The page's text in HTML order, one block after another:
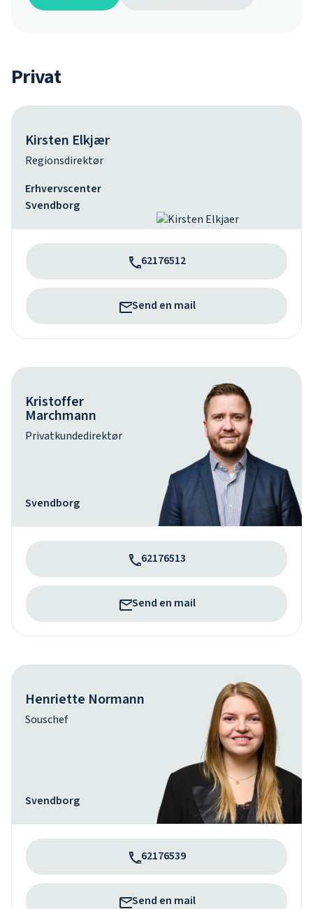
Privat
Kirsten Elkjær
Regionsdirektør
Erhvervscenter
Svendborg
62176512
Send en mail
Kristoffer
Marchmann
Privatkundedirektør
Svendborg
62176513
Send en mail
Henriette Normann
Souschef
Svendborg
62176539
Send en mail